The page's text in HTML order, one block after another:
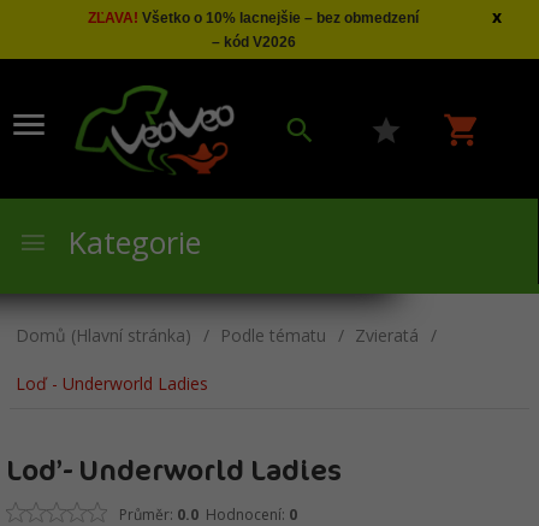
ZĽAVA! Všetko o 10% lacnejšie – bez obmedzení
– kód V2026
x
Kategorie
Domů (Hlavní stránka) Podle tématu Zvieratá
Loď - Underworld Ladies
Loď - Underworld Ladies
Průměr: 0.0 Hodnocení: 0